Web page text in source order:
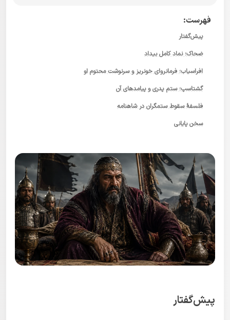
فهرست:
پیش‌گفتار
ضحاک؛ نماد کامل بیداد
افراسیاب؛ فرمانروای خونریز و سرنوشت محتوم او
گشتاسپ؛ ستم پدری و پیامدهای آن
فلسفهٔ سقوط ستمگران در شاهنامه
سخن پایانی
پیش‌گفتار